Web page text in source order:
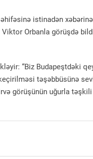
istinadən
Viktor Orbanla görüşdə
“Biz Budapeştdəki
təşəbbüsünə
görüşünün uğurla